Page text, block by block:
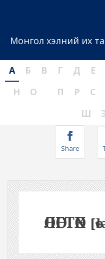
Монгол хэлний их
А Б В Г Д Е
Н
О П Р С
Ш
Share
ӨЛӨГТӨХ